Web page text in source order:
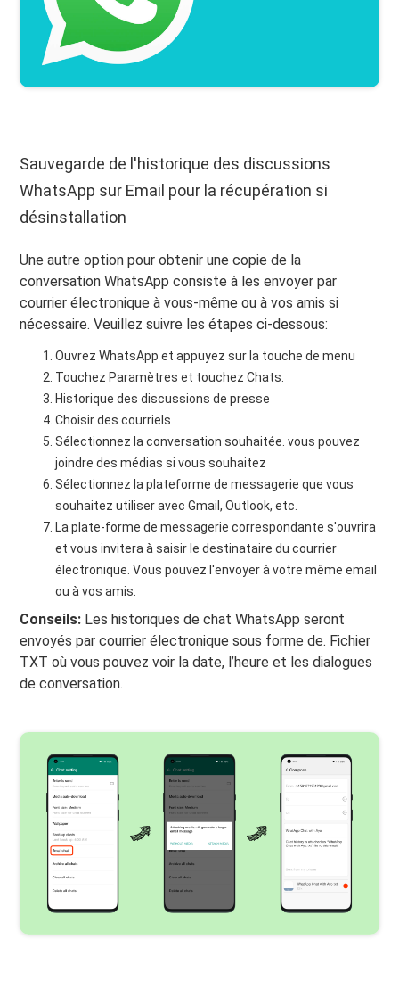
Sauvegarde de l'historique des discussions
WhatsApp sur Email pour la récupération si
désinstallation
Une autre option pour obtenir une copie de la
conversation WhatsApp consiste à les envoyer par
courrier électronique à vous-même ou à vos amis si
nécessaire. Veuillez suivre les étapes ci-dessous:
Ouvrez WhatsApp et appuyez sur la touche de menu
Touchez Paramètres et touchez Chats.
Historique des discussions de presse
Choisir des courriels
Sélectionnez la conversation souhaitée. vous pouvez
joindre des médias si vous souhaitez
Sélectionnez la plateforme de messagerie que vous
souhaitez utiliser avec Gmail, Outlook, etc.
La plate-forme de messagerie correspondante s'ouvrira
et vous invitera à saisir le destinataire du courrier
électronique. Vous pouvez l'envoyer à votre même email
ou à vos amis.
Conseils: Les historiques de chat WhatsApp seront
envoyés par courrier électronique sous forme de. Fichier
TXT où vous pouvez voir la date, l’heure et les dialogues
de conversation.